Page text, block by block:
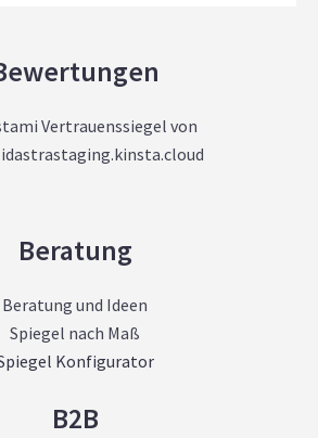
Beratung
Beratung und Ideen
Spiegel nach Maß
Konfigurator
B2B